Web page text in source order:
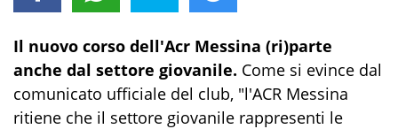
Il nuovo corso dell'Acr Messina (ri)parte
anche dal settore giovanile. Come si evince dal
comunicato ufficiale del club, "l'ACR Messina
ritiene che il settore giovanile rappresenti le